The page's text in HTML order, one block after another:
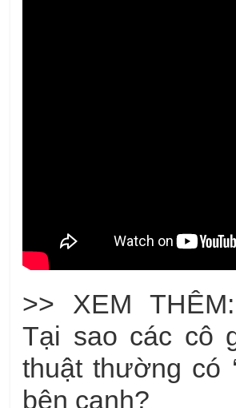
>> XEM
Tại sao các cô
thuật thường có
bên cạnh?